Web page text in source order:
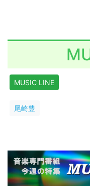
MUSIC LINE
尾崎豊